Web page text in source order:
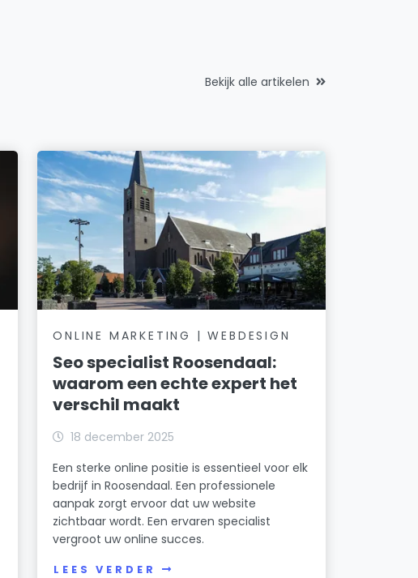
Bekijk alle artikelen
ONLINE MARKETING | WEBDESIGN
Seo specialist Roosendaal:
waarom een echte expert het
verschil maakt
18 december 2025
Een sterke online positie is essentieel voor elk
bedrijf in Roosendaal. Een professionele
aanpak zorgt ervoor dat uw website
zichtbaar wordt. Een ervaren specialist
vergroot uw online succes.
LEES VERDER